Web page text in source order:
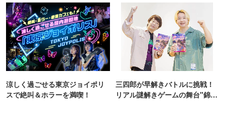
涼しく過ごせる東京ジョイポリ
スで絶叫＆ホラーを満喫！
三四郎が早解きバトルに挑戦！
リアル謎解きゲームの舞台"錦糸